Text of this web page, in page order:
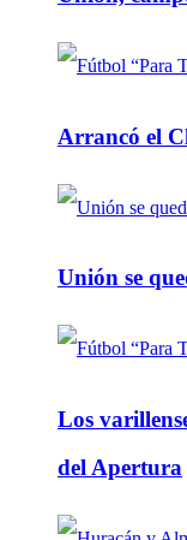
Arrancó el
Unión se
Los
del Apertura